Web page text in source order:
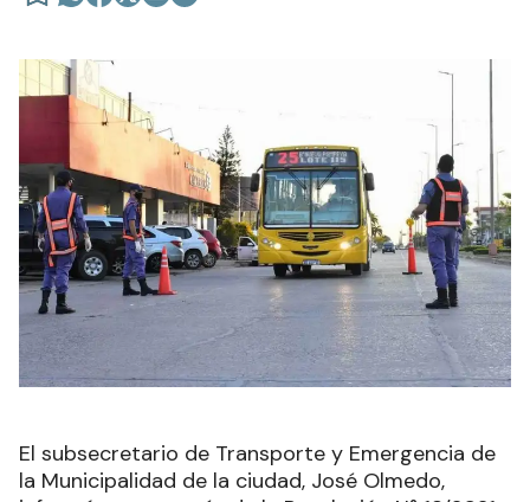
El subsecretario de Transporte y Emergencia de
la Municipalidad de la ciudad, José Olmedo,